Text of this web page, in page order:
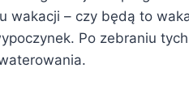
wakacji – czy będą to
Po zebraniu